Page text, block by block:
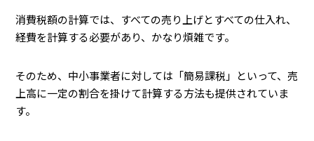
消費税額の計算では、すべての売り上げとすべての仕入れ、
経費を計算する必要があり、かなり煩雑です。
そのため、中小事業者に対しては「簡易課税」といって、売
上高に一定の割合を掛けて計算する方法も提供されていま
す。